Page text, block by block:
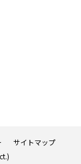
サイトマップ